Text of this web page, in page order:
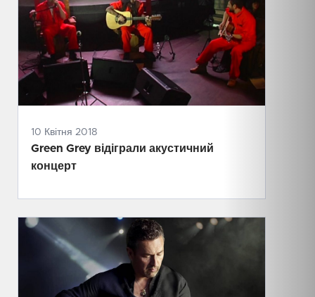
10 Квітня 2018
Green Grey відіграли акустичний
концерт